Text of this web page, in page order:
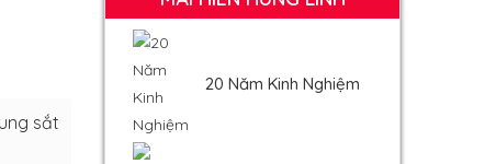
sắt
20 Năm Kinh Nghiệm